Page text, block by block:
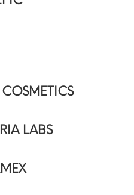
LABS